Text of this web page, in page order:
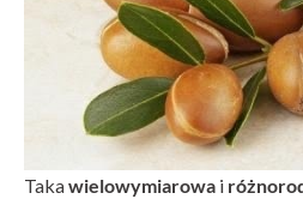
Takawielowymiarowa i